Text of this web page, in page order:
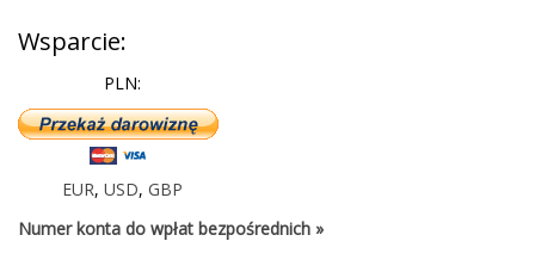
Wsparcie:
PLN:
EUR, USD, GBP
Numer konta do wpłat bezpośrednich »